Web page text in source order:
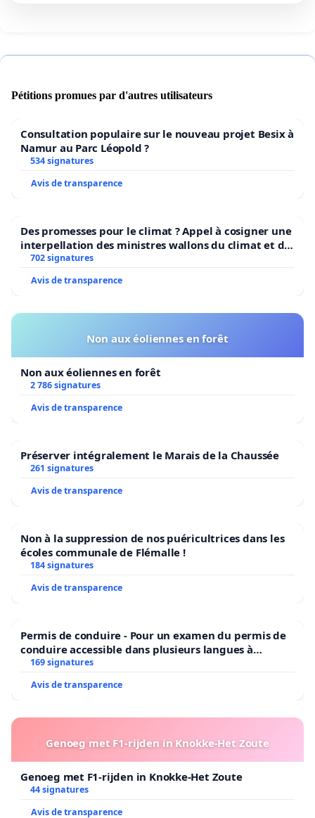
Pétitions promues par d'autres utilisateurs
Consultation populaire sur le nouveau projet Besix à
Namur au Parc Léopold ?
534 signatures
Avis de transparence
Des promesses pour le climat ? Appel à cosigner une
interpellation des ministres wallons du climat et de
l’environnement.
702 signatures
Avis de transparence
Non aux éoliennes en forêt
Non aux éoliennes en forêt
2 786 signatures
Avis de transparence
Préserver intégralement le Marais de la Chaussée
261 signatures
Avis de transparence
Non à la suppression de nos puéricultrices dans les
écoles communale de Flémalle !
184 signatures
Avis de transparence
Permis de conduire - Pour un examen du permis de
conduire accessible dans plusieurs langues à
Bruxelles
169 signatures
Avis de transparence
Genoeg met F1-rijden in Knokke-Het Zoute
Genoeg met F1-rijden in Knokke-Het Zoute
44 signatures
Avis de transparence